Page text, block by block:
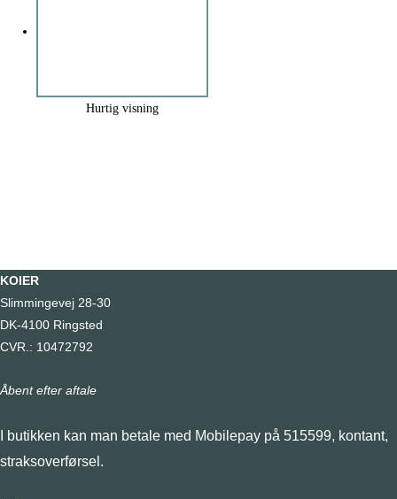
Hurtig visning
KOIER
Slimmingevej 28-30
DK-4100 Ringsted
CVR.: 10472792
Åbent efter aftale
I butikken kan man betale med Mobilepay på 515599, kontant,
straksoverførsel.